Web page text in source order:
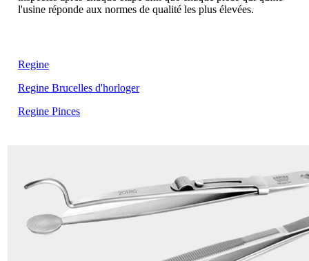
l'usine réponde aux normes de qualité les plus élevées.
Regine
Regine Brucelles d'horloger
Regine Pinces